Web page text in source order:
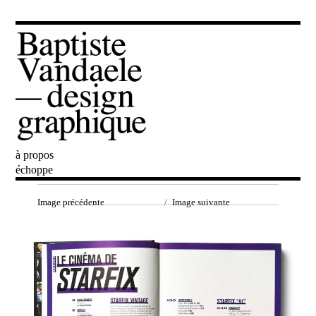
Baptiste Vandaele
à propos
échoppe
Image précédente Image suivante